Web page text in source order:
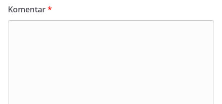
Komentar*